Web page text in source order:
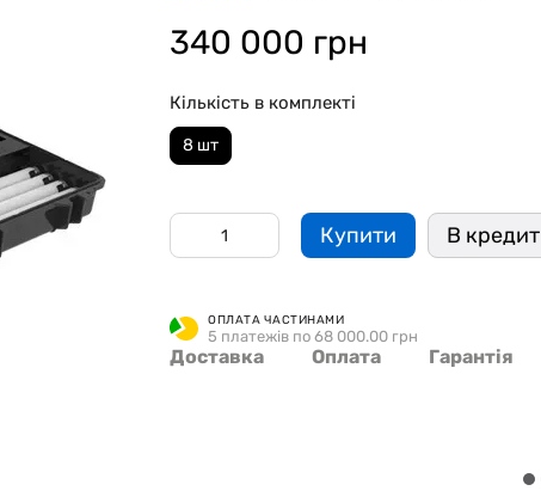
340 000 грн
Кількість в комплекті
8 шт
Купити В кредит
ОПЛАТА ЧАСТИНАМИ
5 платежів по 68 000.00 грн
Доставка Оплата Гарантія